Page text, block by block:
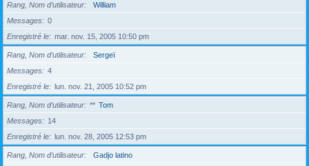
Rang, Nom d’utilisateur
William
Messages
0
Enregistré le
mar. nov. 15, 2005 10:50 pm
Rang, Nom d’utilisateur
Sergeï
Messages
4
Enregistré le
lun. nov. 21, 2005 10:52 pm
Rang, Nom d’utilisateur ** Tom
Messages
14
Enregistré le
lun. nov. 28, 2005 12:53 pm
Rang, Nom d’utilisateur
Gadjo latino